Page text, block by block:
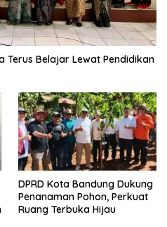
Terus Belajar Lewat Pendidikan
DPRD Kota Bandung Dukung
Penanaman Pohon, Perkuat
Ruang Terbuka Hijau